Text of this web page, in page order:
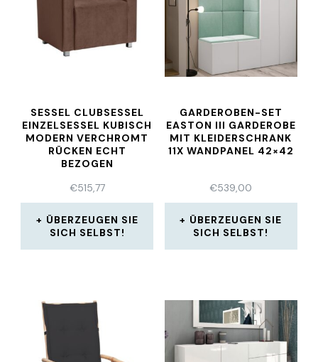
SESSEL CLUBSESSEL
EINZELSESSEL KUBISCH
MODERN VERCHROMT
RÜCKEN ECHT
BEZOGEN
€515,77
ÜBERZEUGEN SIE
SICH SELBST!
GARDEROBEN-SET
EASTON III GARDEROBE
MIT KLEIDERSCHRANK
11X WANDPANEL 42×42
€539,00
ÜBERZEUGEN SIE
SICH SELBST!